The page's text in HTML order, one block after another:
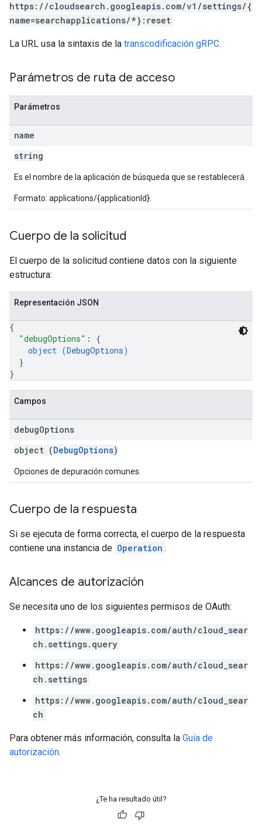
https://cloudsearch.googleapis.com/v1/settings/{
name=searchapplications/*}:reset
La URL usa la sintaxis de la transcodificación gRPC.
Parámetros de ruta de acceso
Parámetros
name
string
Es el nombre de la aplicación de búsqueda que se restablecerá.
Formato: applications/{applicationId}.
Cuerpo de la solicitud
El cuerpo de la solicitud contiene datos con la siguiente
estructura:
Representación JSON
{
"debugOptions" : {
object (DebugOptions)
}
}
Campos
debugOptions
object (DebugOptions)
Opciones de depuración comunes.
Cuerpo de la respuesta
Si se ejecuta de forma correcta, el cuerpo de la respuesta
contiene una instancia de Operation .
Alcances de autorización
Se necesita uno de los siguientes permisos de OAuth:
https://www.googleapis.com/auth/cloud_sear
ch.settings.query
https://www.googleapis.com/auth/cloud_sear
ch.settings
https://www.googleapis.com/auth/cloud_sear
ch
Para obtener más información, consulta la Guía de
autorización.
¿Te ha resultado útil?